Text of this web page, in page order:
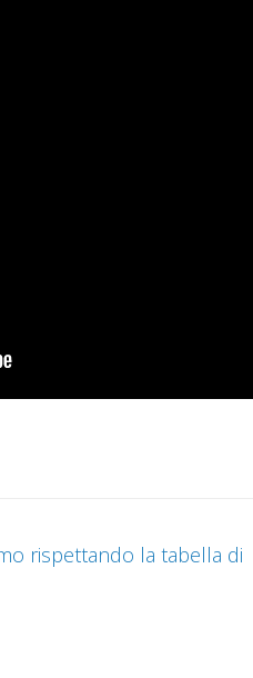
rispettando la tabella di